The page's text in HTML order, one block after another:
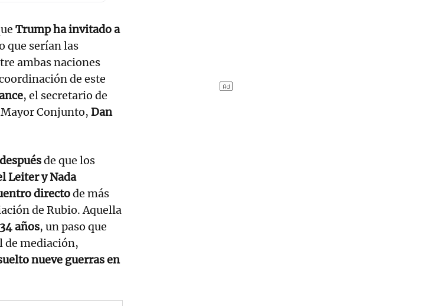
Trump ha invitado a
que serían las
ambas naciones
de este
, el secretario de
Conjunto, Dan
de que los
Leiter y Nada
directode más
de Rubio. Aquella
años, un paso que
de mediación,
nueve guerras en